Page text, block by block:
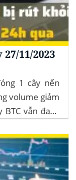
11/2023
1 cây nến
volume giảm
vẫn đang
giao dịch...